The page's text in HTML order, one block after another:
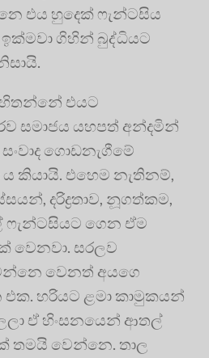
එය හුදෙක් ෆැන්ටසිය
ගිහින් බුද්ධියට
හිතන්නේ එයට
සමාජය යහපත් අන්දමින්
ගොඩනැගීමේ
කියායි. එහෙම නැතිනම්,
දරිද්‍රතාව, නූගත්කම,
ෆැන්ටසියට ගෙන ඒම
වෙනවා. සරලව
වෙනත් අයගෙ
හරියට ළමා කාමුකයන්
ඒ හිංසනයෙන් ආතල්
තමයි වෙන්නෙ. තාල